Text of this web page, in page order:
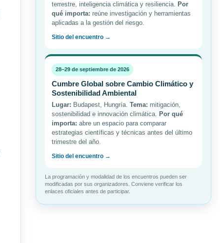
terrestre, inteligencia climática y resiliencia. Por
qué importa: reúne investigación y herramientas
aplicadas a la gestión del riesgo.
Sitio del encuentro →
28–29 de septiembre de 2026
Cumbre Global sobre Cambio Climático y
Sostenibilidad Ambiental
Lugar: Budapest, Hungría. Tema: mitigación,
sostenibilidad e innovación climática. Por qué
importa: abre un espacio para comparar
estrategias científicas y técnicas antes del último
trimestre del año.
Sitio del encuentro →
La programación y modalidad de los encuentros pueden ser
modificadas por sus organizadores. Conviene verificar los
enlaces oficiales antes de participar.